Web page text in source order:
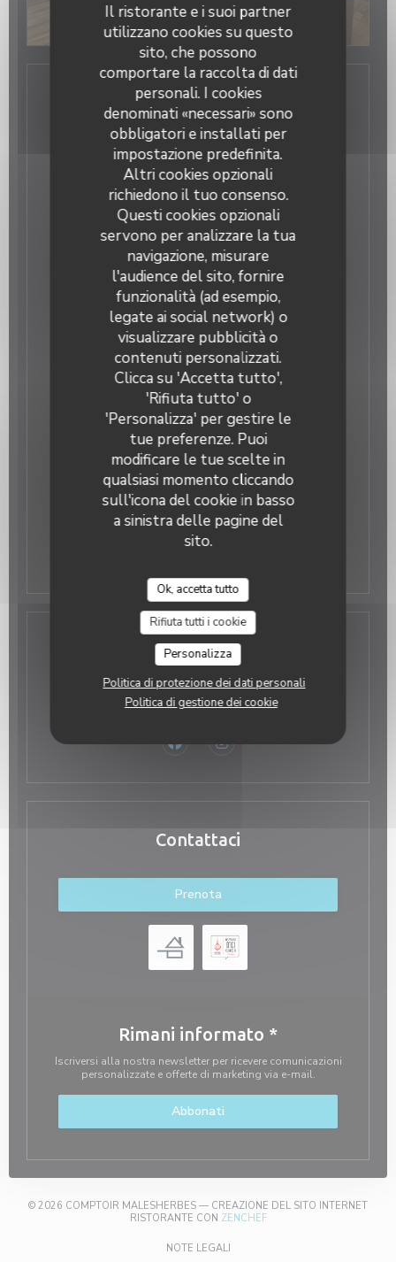
Il ristorante e i suoi partner
utilizzano cookies su questo
sito, che possono
comportare la raccolta di dati
personali. I cookies
denominati «necessari» sono
obbligatori e installati per
impostazione predefinita.
Altri cookies opzionali
richiedono il tuo consenso.
Questi cookies opzionali
servono per analizzare la tua
navigazione, misurare
l'audience del sito, fornire
funzionalità (ad esempio,
legate ai social network) o
visualizzare pubblicità o
contenuti personalizzati.
Clicca su 'Accetta tutto',
'Rifiuta tutto' o
'Personalizza' per gestire le
tue preferenze. Puoi
modificare le tue scelte in
qualsiasi momento cliccando
sull'icona del cookie in basso
a sinistra delle pagine del
sito.
Ok, accetta tutto
Rifiuta tutti i cookie
Personalizza
Politica di protezione dei dati personali
Politica di gestione dei cookie
Informazioni pratiche
Cucina
Fatto in casa, Fresco, Cucina tradizionale, Terroir
Tipologia
Bar Brasserie Restaurant, Pub
Servizi
Aria condizionata, Privatizzazione, Accesso disabili,
Terrazzo, Wifi
Metodo di pagamento
Apple Pay, Contactless Payment, Titoli Restaurant,
Contanti, Visa, Assegni, American Express,
Bancomat
Orari
08:00 - 00:00
Ven 08:00 - 02:00
Indirizzo
40 BOULEVARD MALESHERBES 75008 PARIS
01 40 07 02 30
Facebook ((apre una nuova
Instagram ((apre una nuova
Contattaci
Prenota
Rimani informato *
Iscriversi alla nostra newsletter per ricevere comunicazioni
personalizzate e offerte di marketing via e-mail.
Abbonati
© 2026 COMPTOIR MALESHERBES — CREAZIONE DEL SITO INTERNET
RISTORANTE CON ZENCHEF((APRE UNA NUOVA
NOTE LEGALI((APRE UNA NUOVA FINESTRA))
COMPTOIR MALESHERBES